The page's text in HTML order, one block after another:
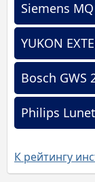
Siemens
YUKON
Bosch GWS
Philips
К рейтингу